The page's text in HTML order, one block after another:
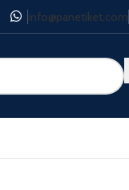
info@panetiket.com